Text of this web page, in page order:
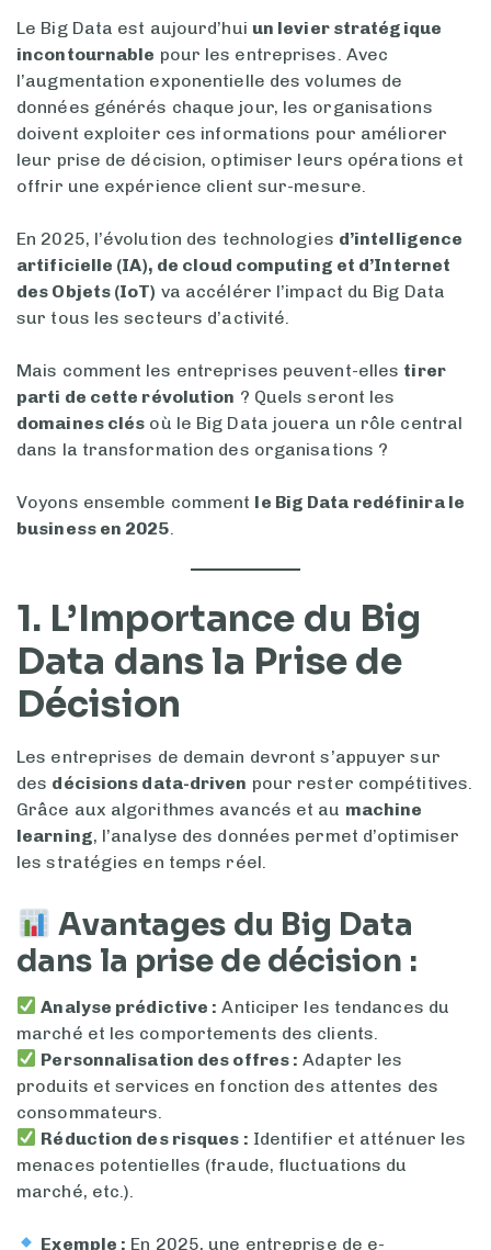
Le Big Data est aujourd’hui un levier stratégique
incontournable pour les entreprises. Avec
l’augmentation exponentielle des volumes de
données générés chaque jour, les organisations
doivent exploiter ces informations pour améliorer
leur prise de décision, optimiser leurs opérations et
offrir une expérience client sur-mesure.
En 2025, l’évolution des technologies d’intelligence
artificielle (IA), de cloud computing et d’Internet
des Objets (IoT) va accélérer l’impact du Big Data
sur tous les secteurs d’activité.
Mais comment les entreprises peuvent-elles tirer
parti de cette révolution ? Quels seront les
domaines clés où le Big Data jouera un rôle central
dans la transformation des organisations ?
Voyons ensemble comment le Big Data redéfinira le
business en 2025
1. L’Importance du Big
Data dans la Prise de
Décision
Les entreprises de demain devront s’appuyer sur
des décisions data-driven pour rester compétitives.
Grâce aux algorithmes avancés et au machine
learning, l’analyse des données permet d’optimiser
les stratégies en temps réel.
Avantages du Big Data
dans la prise de décision :
Analyse prédictive : Anticiper les tendances du
marché et les comportements des clients.
Personnalisation des offres : Adapter les
produits et services en fonction des attentes des
consommateurs.
Réduction des risques : Identifier et atténuer les
menaces potentielles (fraude, fluctuations du
marché, etc.).
Exemple : En 2025, une entreprise de e-